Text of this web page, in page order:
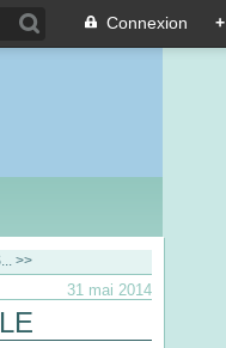
Connexion +
>>
31 mai 2014